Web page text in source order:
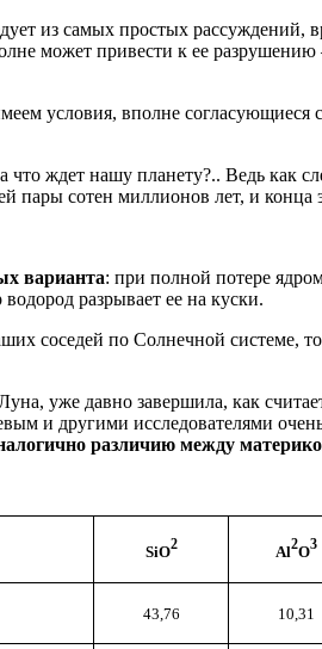
из самых простых рассуждений,
может привести к ее разрушению
условия, вполне согласующиеся
что ждет нашу планету?.. Ведь как
пары сотен миллионов лет, и
варианта: при полной потере
разрывает ее на куски.
соседей по Солнечной системе,
уже давно завершила, как
и другими исследователями
различию между
SiO2 Al2O3
43,76 10,31